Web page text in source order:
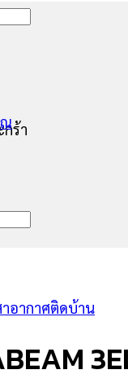
ร้า
าอากาศติดบ้าน